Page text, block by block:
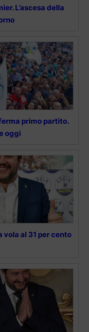
L’ascesa della
primo partito.
oggi
vola al 31 per cento